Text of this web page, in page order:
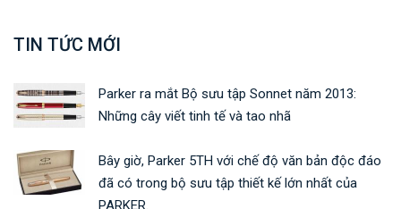
TIN TỨC MỚI
Parker ra mắt Bộ sưu tập Sonnet năm 2013:
Những cây viết tinh tế và tao nhã
Bây giờ, Parker 5TH với chế độ văn bản độc đáo
đã có trong bộ sưu tập thiết kế lớn nhất của
PARKER.